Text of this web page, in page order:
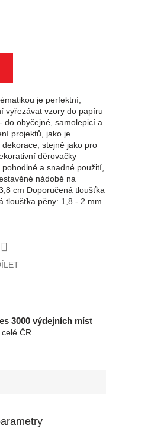
je perfektní,
vyřezávat vzory do papíru
do obyčejné, samolepicí a
projektů, jako je
stejně jako pro
děrovačky
a snadné použití,
nádobě na
cm Doporučená tloušťka
tloušťka pěny: 1,8 - 2 mm
3000 výdejních míst
celé ČR